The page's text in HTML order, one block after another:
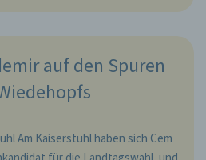
auf den Spuren
Am Kaiserstuhl haben sich Cem